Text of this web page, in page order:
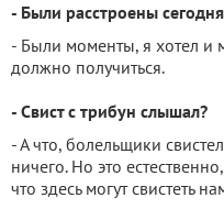
- Были расстроены
- Были моменты, я хотел и
должно получиться.
- Свист с трибун слышал?
- А что, болельщики
ничего. Но это
что здесь могут свистеть